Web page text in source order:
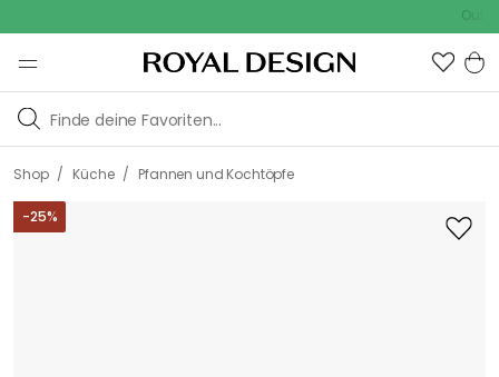
Outdoor
Shop / Küche / Pfannen und Kochtöpfe
-25%